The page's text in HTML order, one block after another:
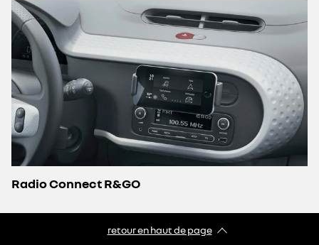
Radio Connect R&GO
retour en haut de page​